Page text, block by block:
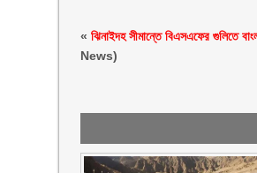
«ঝিনাইদহ সীমান্তে বিএসএফের গুলিতে
News)